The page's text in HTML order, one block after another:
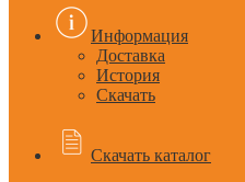
Информация
Доставка
История
Скачать
Скачать каталог